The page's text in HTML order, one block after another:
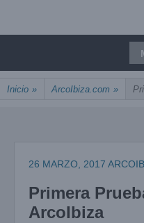
ARCOIBIZA
Saltar
al
Inicio » ArcoIbiza.com »
26 MARZO, 2017
Primera
ArcoIbiza